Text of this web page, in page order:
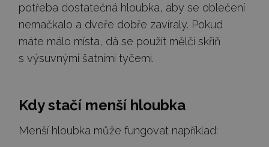
potřeba dostatečná hloubka, aby se oblečení
nemačkalo a dveře dobře zavíraly. Pokud
máte málo místa, dá se použít mělčí skříň
s výsuvnými šatními tyčemi.
Kdy stačí menší hloubka
Menší hloubka může fungovat například: